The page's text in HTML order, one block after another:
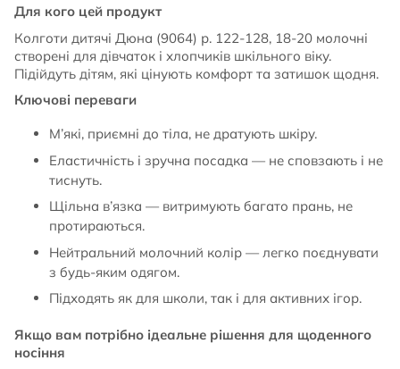
Для кого цей продукт
Колготи дитячі Дюна (9064) р. 122-128, 18-20 молочні
створені для дівчаток і хлопчиків шкільного віку.
Підійдуть дітям, які цінують комфорт та затишок щодня.
Ключові переваги
М’які, приємні до тіла, не дратують шкіру.
Еластичність і зручна посадка — не сповзають і не
тиснуть.
Щільна в’язка — витримують багато прань, не
протираються.
Нейтральний молочний колір — легко поєднувати
з будь-яким одягом.
Підходять як для школи, так і для активних ігор.
Якщо вам потрібно ідеальне рішення для щоденного
носіння